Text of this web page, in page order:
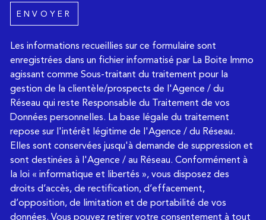
ENVOYER
Les informations recueillies sur ce formulaire sont
enregistrées dans un fichier informatisé par La Boite Immo
agissant comme Sous-traitant du traitement pour la
gestion de la clientèle/prospects de l'Agence / du
Réseau qui reste Responsable du Traitement de vos
Données personnelles. La base légale du traitement
repose sur l'intérêt légitime de l'Agence / du Réseau.
Elles sont conservées jusqu'à demande de suppression et
sont destinées à l'Agence / au Réseau. Conformément à
la loi « informatique et libertés », vous disposez des
droits d’accès, de rectification, d’effacement,
d’opposition, de limitation et de portabilité de vos
données. Vous pouvez retirer votre consentement à tout